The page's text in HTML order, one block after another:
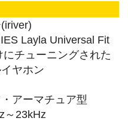
Layla Universal Fit
にチューニングされた
ヤホン
アーマチュア型
～23kHz